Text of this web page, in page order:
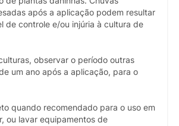
após a aplicação podem resultar
de controle e/ou injúria à cultura de
observar o período outras
um ano após a aplicação, para o
quando recomendado para o uso em
ou lavar equipamentos de